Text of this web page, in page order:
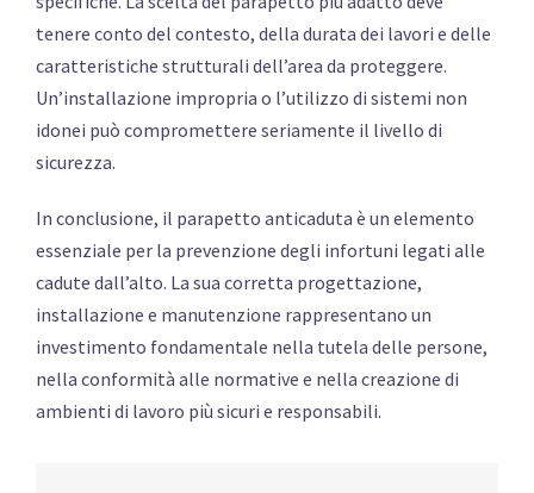
tenere conto del contesto, della durata dei lavori e delle
caratteristiche strutturali dell’area da proteggere.
Un’installazione impropria o l’utilizzo di sistemi non
idonei può compromettere seriamente il livello di
sicurezza.
In conclusione, il parapetto anticaduta è un elemento
essenziale per la prevenzione degli infortuni legati alle
cadute dall’alto. La sua corretta progettazione,
installazione e manutenzione rappresentano un
investimento fondamentale nella tutela delle persone,
nella conformità alle normative e nella creazione di
ambienti di lavoro più sicuri e responsabili.